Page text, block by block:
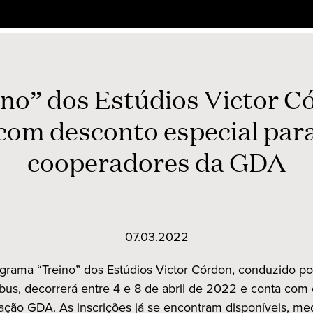
dos Estúdios Victor
desconto especial
cooperadores da GDA
07.03.2022
“Treino” dos Estúdios Victor Córdon, conduzido
decorrerá entre 4 e 8 de abril de 2022 e conta com
GDA. As inscrições já se encontram disponíveis,